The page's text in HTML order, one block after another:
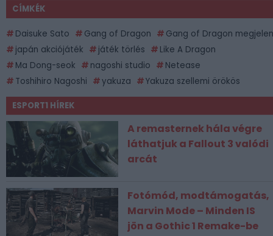
CÍMKÉK
Daisuke Sato Gang of Dragon
Gang of Dragon
japán akciójáték
játék törlés
Like A Dragon
Ma Dong-seok
nagoshi studio
Netease
Toshihiro Nagoshi
yakuza Yakuza szellemi örökös
ESPORT1 HÍREK
A remasternek hála végre
láthatjuk a Fallout 3 valódi
arcát
Fotómód, modtámogatás,
Marvin Mode – Minden IS
jön a Gothic 1 Remake-be